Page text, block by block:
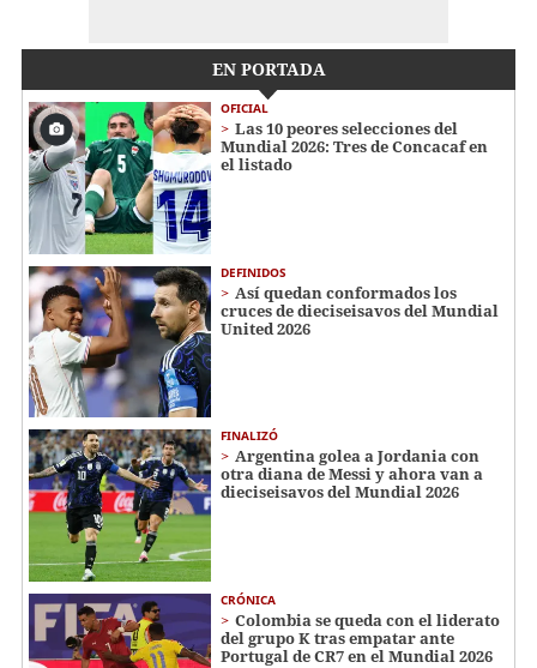
EN PORTADA
OFICIAL
Las 10 peores selecciones del
Mundial 2026: Tres de Concacaf en
el listado
DEFINIDOS
Así quedan conformados los
cruces de dieciseisavos del Mundial
United 2026
FINALIZÓ
Argentina golea a Jordania con
otra diana de Messi y ahora van a
dieciseisavos del Mundial 2026
CRÓNICA
Colombia se queda con el liderato
del grupo K tras empatar ante
Portugal de CR7 en el Mundial 2026